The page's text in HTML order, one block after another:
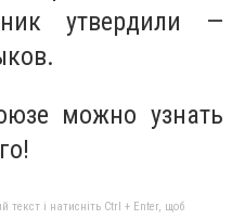
утвердили —
можно узнать
текст і натисніть Ctrl + Enter, щоб